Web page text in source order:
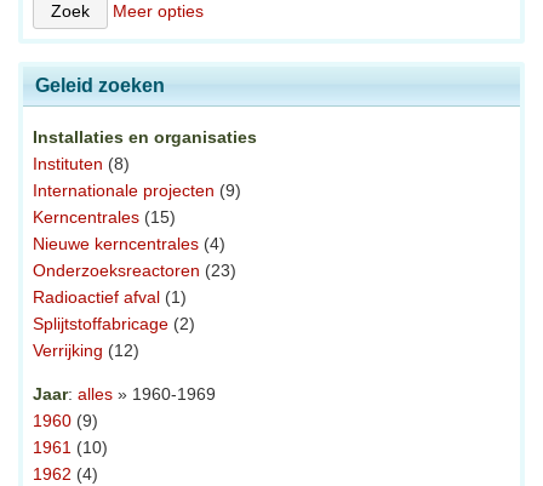
Meer opties
Geleid zoeken
Installaties en organisaties
Instituten (8)
Internationale projecten (9)
Kerncentrales (15)
Nieuwe kerncentrales (4)
Onderzoeksreactoren (23)
Radioactief afval (1)
Splijtstoffabricage (2)
Verrijking (12)
Jaar: alles » 1960-1969
1960 (9)
1961 (10)
1962 (4)